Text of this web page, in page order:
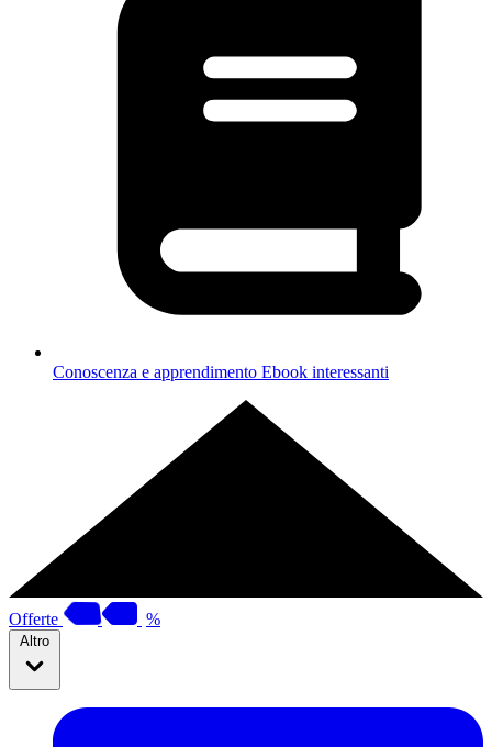
Conoscenza e apprendimento Ebook interessanti
Offerte %
Altro